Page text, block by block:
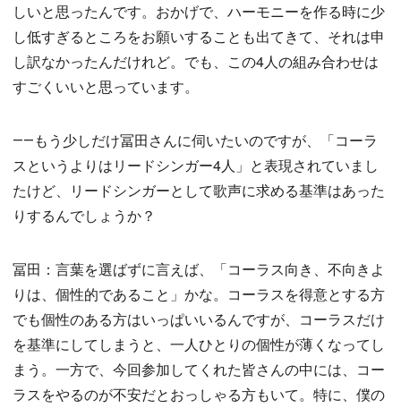
しいと思ったんです。おかげで、ハーモニーを作る時に少
し低すぎるところをお願いすることも出てきて、それは申
し訳なかったんだけれど。でも、この4人の組み合わせは
すごくいいと思っています。
――もう少しだけ冨田さんに伺いたいのですが、「コーラ
スというよりはリードシンガー4人」と表現されていまし
たけど、リードシンガーとして歌声に求める基準はあった
りするんでしょうか？
冨田：言葉を選ばずに言えば、「コーラス向き、不向きよ
りは、個性的であること」かな。コーラスを得意とする方
でも個性のある方はいっぱいいるんですが、コーラスだけ
を基準にしてしまうと、一人ひとりの個性が薄くなってし
まう。一方で、今回参加してくれた皆さんの中には、コー
ラスをやるのが不安だとおっしゃる方もいて。特に、僕の